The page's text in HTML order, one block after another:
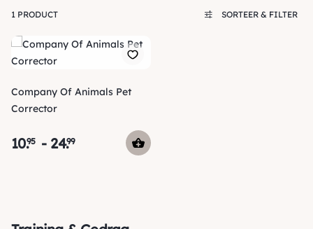
1 PRODUCT SORTEER & FILTER
Company Of Animals Pet
Corrector
10.95 - 24.99